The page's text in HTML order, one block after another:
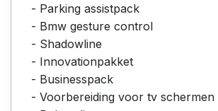
- Parking assistpack
- Bmw gesture control
- Shadowline
- Innovationpakket
- Businesspack
- Voorbereiding voor tv schermen